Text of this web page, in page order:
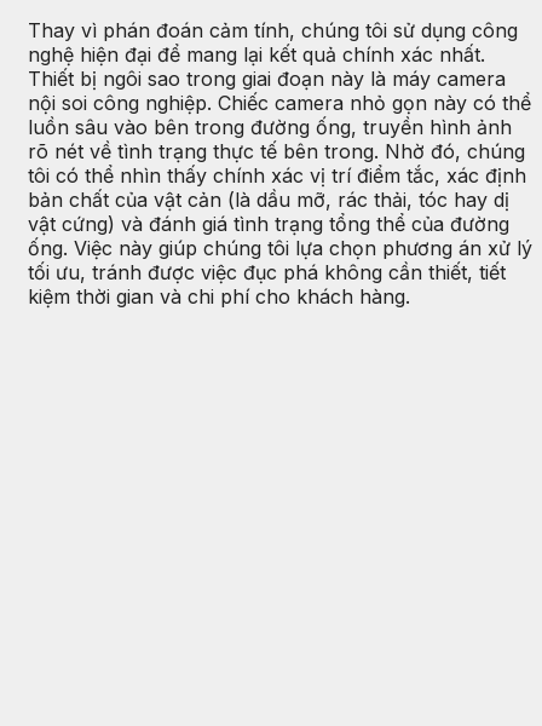
Thay vì phán đoán cảm tính, chúng tôi sử dụng công
nghệ hiện đại để mang lại kết quả chính xác nhất.
Thiết bị ngôi sao trong giai đoạn này là máy camera
nội soi công nghiệp. Chiếc camera nhỏ gọn này có thể
luồn sâu vào bên trong đường ống, truyền hình ảnh
rõ nét về tình trạng thực tế bên trong. Nhờ đó, chúng
tôi có thể nhìn thấy chính xác vị trí điểm tắc, xác định
bản chất của vật cản (là dầu mỡ, rác thải, tóc hay dị
vật cứng) và đánh giá tình trạng tổng thể của đường
ống. Việc này giúp chúng tôi lựa chọn phương án xử lý
tối ưu, tránh được việc đục phá không cần thiết, tiết
kiệm thời gian và chi phí cho khách hàng.